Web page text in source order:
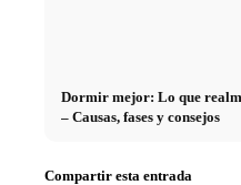
Dormir mejor: Lo que
– Causas, fases y consejos
Compartir esta entrada